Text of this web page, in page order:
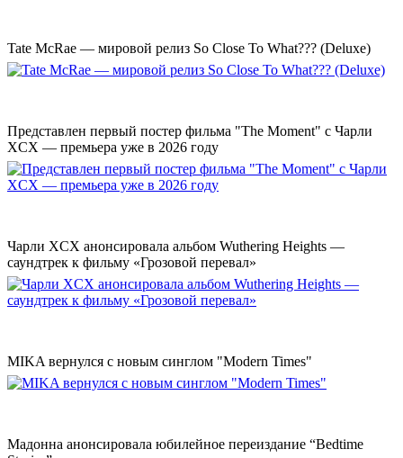
Tate McRae — мировой релиз So Close To What??? (Deluxe)
Представлен первый постер фильма "The Moment" с Чарли
XCX — премьера уже в 2026 году
Чарли XCX анонсировала альбом Wuthering Heights —
саундтрек к фильму «Грозовой перевал»
MIKA вернулся с новым синглом "Modern Times"
Мадонна анонсировала юбилейное переиздание “Bedtime